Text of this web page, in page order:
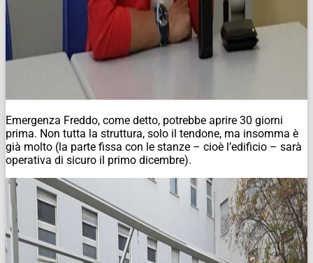
Emergenza Freddo, come detto, potrebbe aprire 30 giorni
prima. Non tutta la struttura, solo il tendone, ma insomma è
già molto (la parte fissa con le stanze – cioè l’edificio – sarà
operativa di sicuro il primo dicembre).